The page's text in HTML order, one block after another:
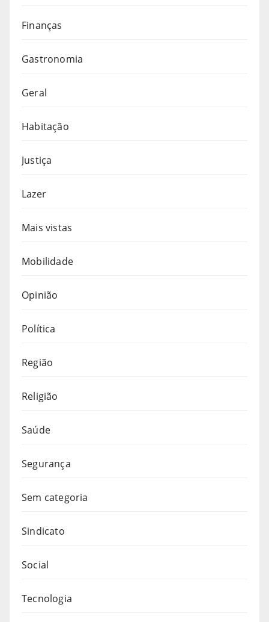
Finanças
Gastronomia
Geral
Habitação
Justiça
Lazer
Mais vistas
Mobilidade
Opinião
Política
Região
Religião
Saúde
Segurança
Sem categoria
Sindicato
Social
Tecnologia